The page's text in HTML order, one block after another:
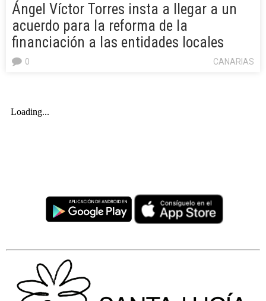
Ángel Víctor Torres insta a llegar a un
acuerdo para la reforma de la
financiación a las entidades locales
CANARIAS
0